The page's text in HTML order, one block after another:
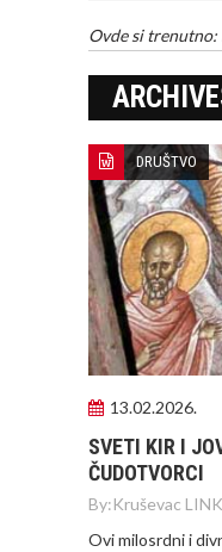
Ovde si trenutno:
DRUŠTVO
13.02.2026.
SVETI KIR I
ČUDOTVORCI
By:Kruševac LINK
Ovi milosrdni i